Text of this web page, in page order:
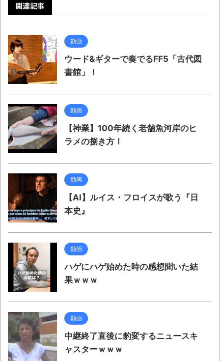
関連記事
動画
ウード&ギターで奏でるFF5「古代図
書館」！
動画
【神業】100年続く老舗魚河岸のヒ
ラメの捌き方！
動画
【AI】ルイス・フロイスが歌う『日
本史』
動画
ハゲにハゲ始めた時の感想聞いた結
果ｗｗｗ
動画
中継終了直後に豹変するニュースキ
ャスターｗｗｗ